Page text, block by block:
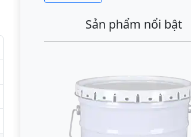
Sản phẩm nổi bật